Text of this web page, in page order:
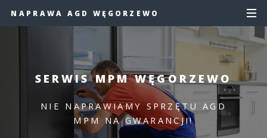
NAPRAWA AGD WĘGORZEWO
SERWIS MPM WĘGORZEWO
NIE NAPRAWIAMY SPRZĘTU AGD
MPM NA GWARANCJI!